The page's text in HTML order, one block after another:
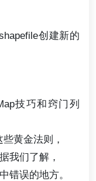
创建新的
技巧和窍门列
黄金法则，
我们了解，
错误的地方。